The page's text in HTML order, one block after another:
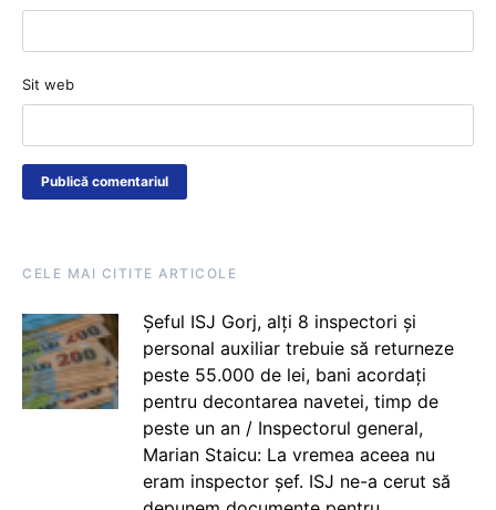
Sit web
CELE MAI CITITE ARTICOLE
Șeful ISJ Gorj, alți 8 inspectori și
personal auxiliar trebuie să returneze
peste 55.000 de lei, bani acordați
pentru decontarea navetei, timp de
peste un an / Inspectorul general,
Marian Staicu: La vremea aceea nu
eram inspector șef. ISJ ne-a cerut să